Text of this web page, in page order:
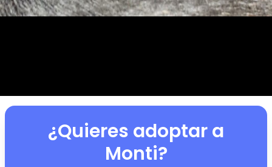
¿Quieres adoptar a
Monti?